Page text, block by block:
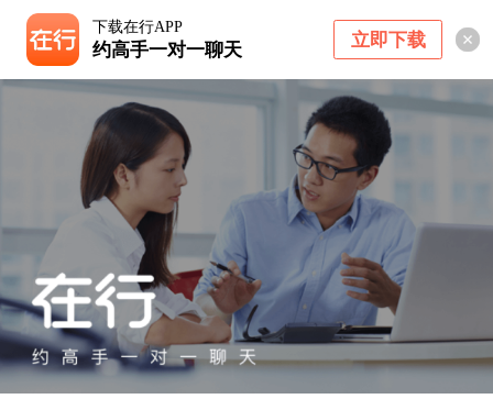
下载在行APP
约高手一对一聊天 立即下载